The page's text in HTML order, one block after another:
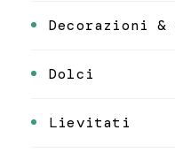
Decorazioni
Dolci
Lievitati